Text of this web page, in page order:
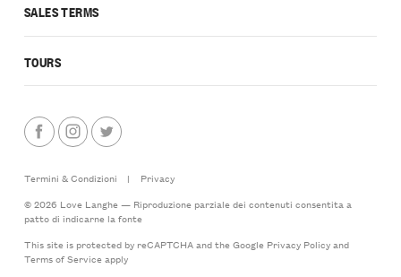
SALES TERMS
TOURS
Termini & Condizioni |
Privacy
© 2026 Love Langhe — Riproduzione parziale dei contenuti consentita a
patto di indicarne la fonte
This site is protected by reCAPTCHA and the Google Privacy Policyand
Terms of Serviceapply